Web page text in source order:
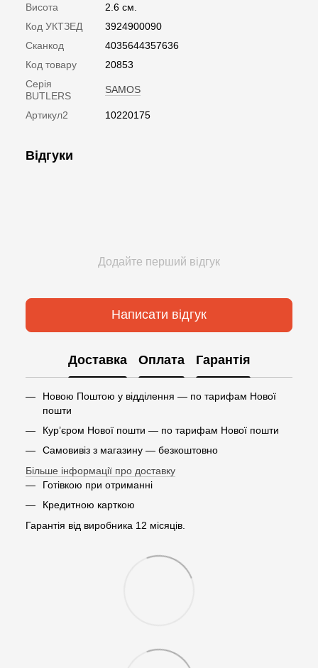
Висота
2.6 см.
Код УКТЗЕД
3924900090
Сканкод
4035644357636
Код товару
20853
Серія
BUTLERS
SAMOS
Артикул2 10220175
Відгуки
Додайте перший відгук
Написати відгук
Доставка Оплата Гарантія
Новою Поштою у відділення — по тарифам Нової
пошти
Кур’єром Нової пошти — по тарифам Нової пошти
Самовивіз з магазину — безкоштовно
Більше інформації про доставку
Готівкою при отриманні
Кредитною карткою
Гарантія від виробника 12 місяців.